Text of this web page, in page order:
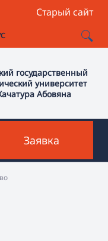
Старый сайт
государственный
университет
Абовяна
Заявка